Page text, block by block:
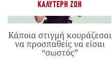
ΚΑΛΎΤΕΡΗ ΖΩΉ
Κάποια στιγμή κουράζεσαι
να προσπαθείς να είσαι
“σωστός”